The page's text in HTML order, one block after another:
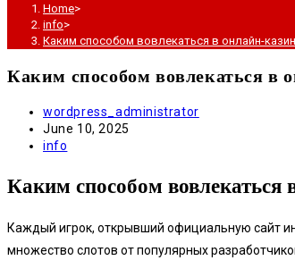
Home>
info>
Каким способом вовлекаться в онлайн-
Каким способом вовлекаться в
Post
author:
wordpress_administrator
Post
published:
June 10, 2025
Post
info
Каким способом
Каждый игрок, открывший официальную сайт
множество слотов от популярных